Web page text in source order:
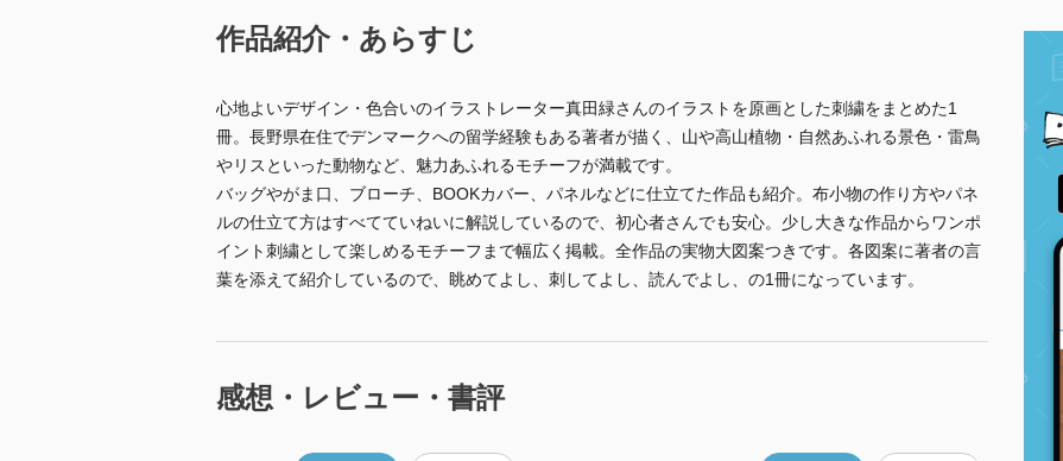
作品紹介・あらすじ
心地よいデザイン・色合いのイラストレーター真田緑さんのイラストを原画とした刺繍をまとめた1
冊。長野県在住でデンマークへの留学経験もある著者が描く、山や高山植物・自然あふれる景色・雷鳥
やリスといった動物など、魅力あふれるモチーフが満載です。
バッグやがま口、ブローチ、BOOKカバー、パネルなどに仕立てた作品も紹介。布小物の作り方やパネ
ルの仕立て方はすべてていねいに解説しているので、初心者さんでも安心。少し大きな作品からワンポ
イント刺繍として楽しめるモチーフまで幅広く掲載。全作品の実物大図案つきです。各図案に著者の言
葉を添えて紹介しているので、眺めてよし、刺してよし、読んでよし、の1冊になっています。
感想・レビュー・書評